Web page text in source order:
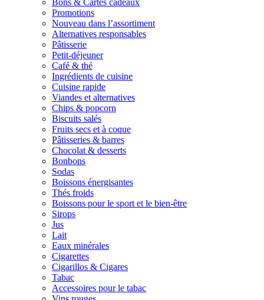
Bons & Cartes cadeaux
Promotions
Nouveau dans l’assortiment
Alternatives responsables
Pâtisserie
Petit-déjeuner
Café & thé
Ingrédients de cuisine
Cuisine rapide
Viandes et alternatives
Chips & popcorn
Biscuits salés
Fruits secs et à coque
Pâtisseries & barres
Chocolat & desserts
Bonbons
Sodas
Boissons énergisantes
Thés froids
Boissons pour le sport et le bien-être
Sirops
Jus
Lait
Eaux minérales
Cigarettes
Cigarillos & Cigares
Tabac
Accessoires pour le tabac